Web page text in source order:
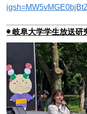
◉ 岐阜大学学生放送